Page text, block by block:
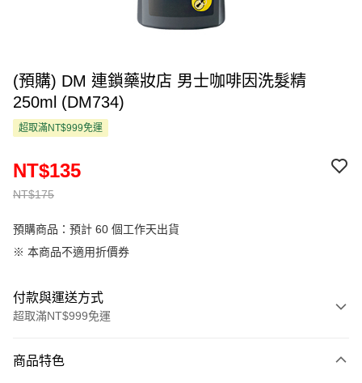
(預購) DM 連鎖藥妝店 男士咖啡因洗髮精
250ml (DM734)
超取滿NT$999免運
NT$175
NT$135
預購商品：預計 60 個工作天出貨
※ 本商品不適用折價券
付款與運送方式
超取滿NT$999免運
信用卡一次付款
商品特色